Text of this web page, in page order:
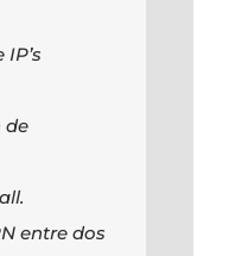
IP’s
de
entre dos